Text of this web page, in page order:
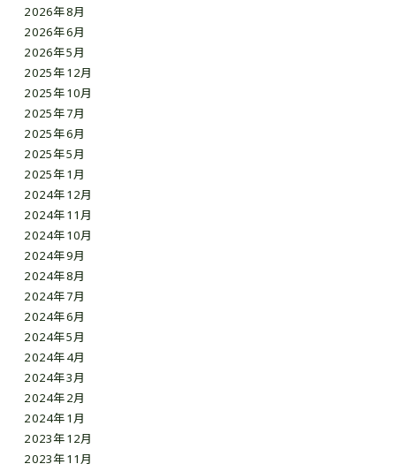
2026年8月
2026年6月
2026年5月
2025年12月
2025年10月
2025年7月
2025年6月
2025年5月
2025年1月
2024年12月
2024年11月
2024年10月
2024年9月
2024年8月
2024年7月
2024年6月
2024年5月
2024年4月
2024年3月
2024年2月
2024年1月
2023年12月